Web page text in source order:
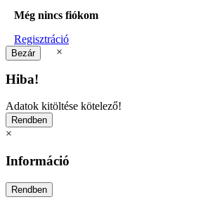
Még nincs fiókom
Regisztráció
×
Hiba!
Adatok kitöltése kötelező!
×
Információ